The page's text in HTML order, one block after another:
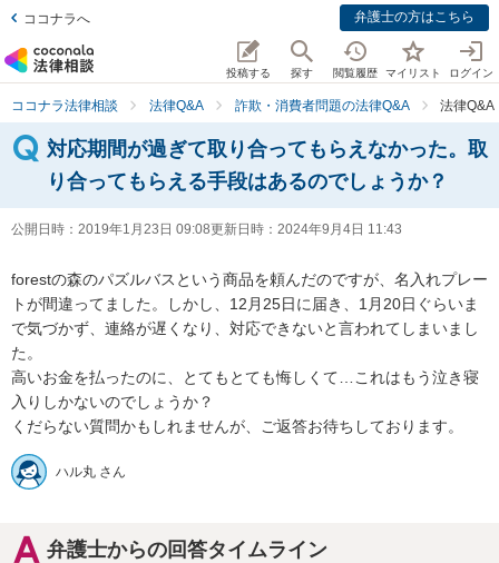
ココナラへ 弁護士の方はこちら
投稿する 探す 閲覧履歴 マイリスト ログイン
ココナラ法律相談 法律Q&A 詐欺・消費者問題の法律Q&A 法律Q&A
対応期間が過ぎて取り合ってもらえなかった。取
り合ってもらえる手段はあるのでしょうか？
公開日時： 2019年1月23日 09:08更新日時： 2024年9月4日 11:43
forestの森のパズルバスという商品を頼んだのですが、名入れプレー
トが間違ってました。しかし、12月25日に届き、1月20日ぐらいま
で気づかず、連絡が遅くなり、対応できないと言われてしまいまし
た。
高いお金を払ったのに、とてもとても悔しくて…これはもう泣き寝
入りしかないのでしょうか？
くだらない質問かもしれませんが、ご返答お待ちしております。
ハル丸 さん
弁護士からの回答タイムライン